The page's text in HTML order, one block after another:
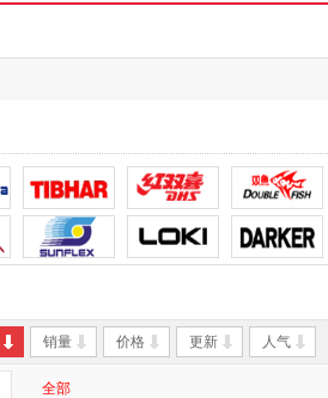
销量 价格 更新 人气
全部